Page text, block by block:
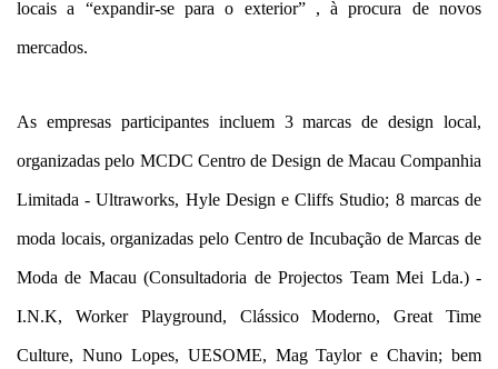
locais a “expandir-se para o exterior” , à procura de novos
mercados.
As empresas participantes incluem 3 marcas de design local,
organizadas pelo MCDC Centro de Design de Macau Companhia
Limitada - Ultraworks, Hyle Design e Cliffs Studio; 8 marcas de
moda locais, organizadas pelo Centro de Incubação de Marcas de
Moda de Macau (Consultadoria de Projectos Team Mei Lda.) -
I.N.K, Worker Playground, Clássico Moderno, Great Time
Culture, Nuno Lopes, UESOME, Mag Taylor e Chavin; bem